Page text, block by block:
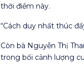
thời điểm này.
“Cách duy nhất thúc
Còn bà Nguyễn Thị
trong bối cảnh lượng